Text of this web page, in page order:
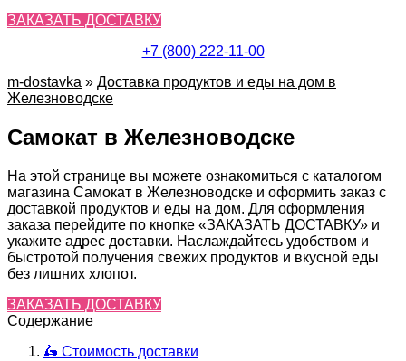
ЗАКАЗАТЬ ДОСТАВКУ
+7 (800) 222-11-00
m-dostavka » Доставка продуктов и еды на дом в
Железноводске
Самокат в Железноводске
На этой странице вы можете ознакомиться с каталогом
магазина Самокат в Железноводске и оформить заказ с
доставкой продуктов и еды на дом. Для оформления
заказа перейдите по кнопке «ЗАКАЗАТЬ ДОСТАВКУ» и
укажите адрес доставки. Наслаждайтесь удобством и
быстротой получения свежих продуктов и вкусной еды
без лишних хлопот.
ЗАКАЗАТЬ ДОСТАВКУ
Содержание
🛵 Стоимость доставки